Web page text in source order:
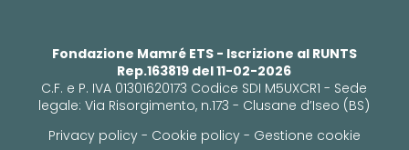
Fondazione Mamré ETS - Iscrizione al RUNTS
Rep.163819 del 11-02-2026
C.F. e P. IVA 01301620173 Codice SDI M5UXCR1 - Sede
legale: Via Risorgimento, n.173 - Clusane d’Iseo (BS)
Privacy policy- Cookie policy- Gestione cookie